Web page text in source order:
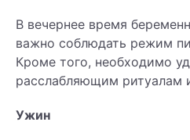
В вечернее время
важно соблюдать режим
Кроме того, необходимо
расслабляющим ритуалам
Ужин